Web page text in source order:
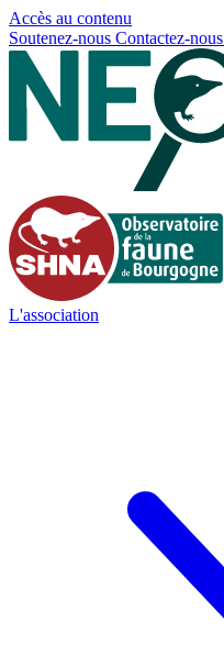
Accès au contenu
Soutenez-nous Contactez-nous
L'association
Panneau de gestion des cookies